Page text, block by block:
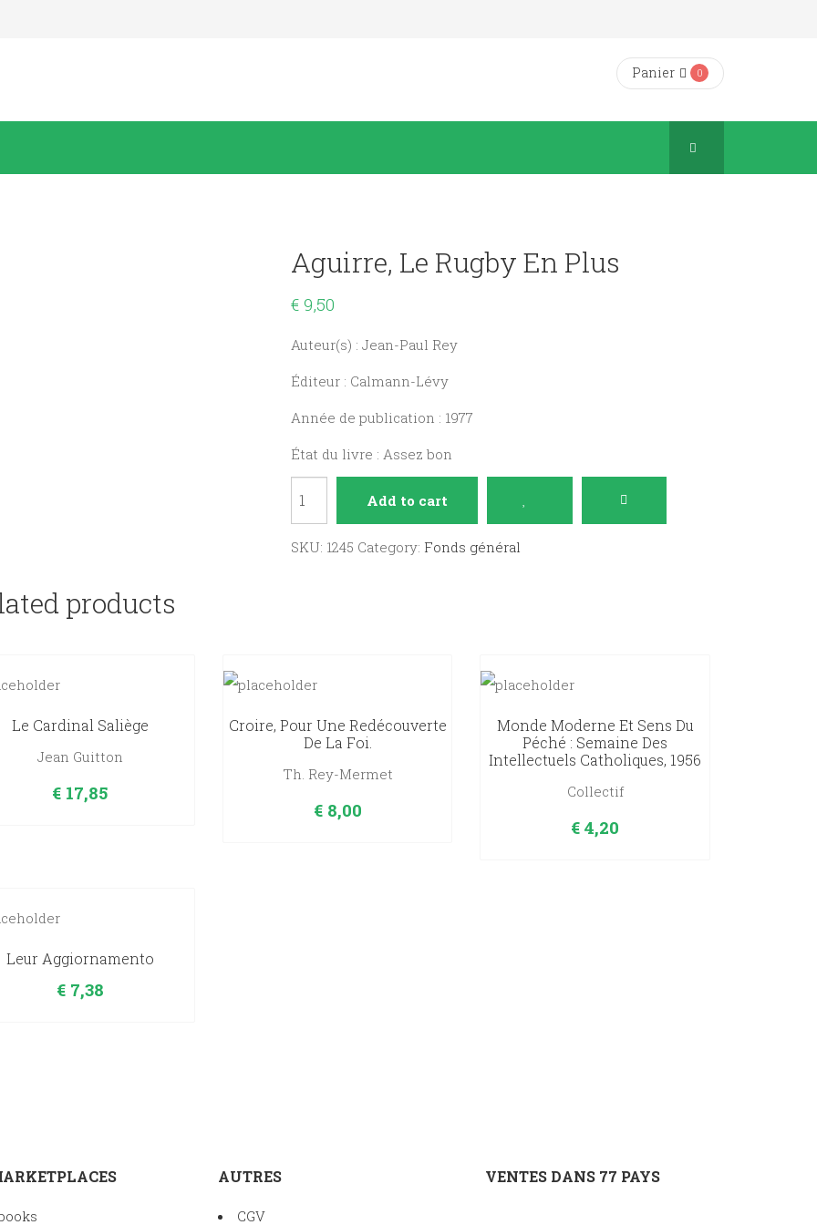
Panier 0
Aguirre, Le Rugby En Plus
€ 9,50
Auteur(s) : Jean-Paul Rey
Éditeur : Calmann-Lévy
Année de publication : 1977
État du livre : Assez bon
rugby
Add to cart
SKU: 1245 Category: Fonds général
products
Le Cardinal Saliège
Jean Guitton
€ 17,85
Croire, Pour Une Redécouverte
De La Foi.
Th. Rey-Mermet
€8,00
Monde Moderne Et Sens Du
Péché : Semaine Des
Intellectuels Catholiques, 1956
Collectif
€ 4,20
Leur Aggiornamento
€7,38
AUTRES
CGV
VENTES DANS 77 PAYS